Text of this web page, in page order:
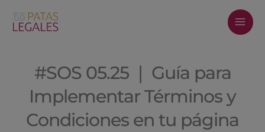
#SOS 05.25 ❘ Guía para
Implementar Términos y
Condiciones en tu página